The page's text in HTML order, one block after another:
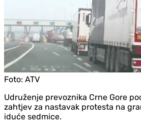
Foto: ATV
Udruženje prevoznika Crne Gore
zahtjev za nastavak protesta na
iduće sedmice.